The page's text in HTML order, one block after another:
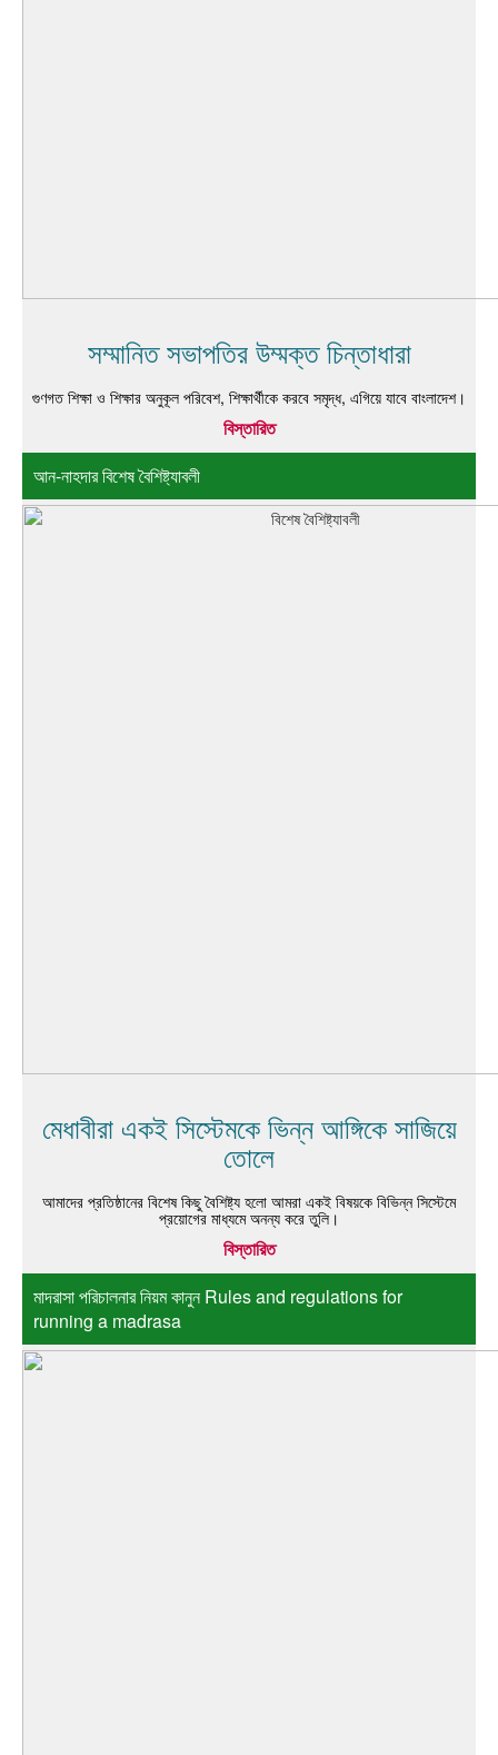
সম্মানিত সভাপতির উম্মক্ত চিন্তাধারা
গুণগত শিক্ষা ও শিক্ষার অনুকূল পরিবেশ, শিক্ষার্থীকে করবে সমৃদ্ধ, এগিয়ে যাবে বাংলাদেশ।
বিস্তারিত
আন-নাহদার বিশেষ বৈশিষ্ট্যাবলী
মেধাবীরা একই সিস্টেমকে ভিন্ন আঙ্গিকে সাজিয়ে
তোলে
আমাদের প্রতিষ্ঠানের বিশেষ কিছু বৈশিষ্ট্য হলো আমরা একই বিষয়কে বিভিন্ন সিস্টেমে
প্রয়োগের মাধ্যমে অনন্য করে তুলি।
বিস্তারিত
মাদরাসা পরিচালনার নিয়ম কানুন Rules and regulations for
running a madrasa